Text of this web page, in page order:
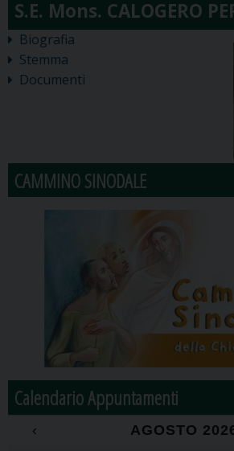
Biografia
Stemma
Documenti
CAMMINO SINODALE
Calendario Appuntamenti
‹ AGOSTO